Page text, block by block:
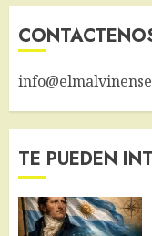
TE PUEDEN